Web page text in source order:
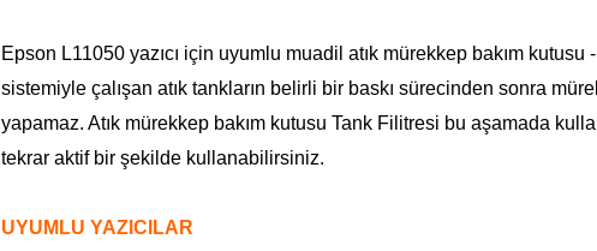
Epson L11050 yazıcı için uyumlu muadil atık mürekkep bakım
sistemiyle çalışan atık tankların belirli bir baskı sürecinden sonra
yapamaz. Atık mürekkep bakım kutusu Tank Filitresi bu aşamada
tekrar aktif bir şekilde kullanabilirsiniz.
UYUMLU YAZICILAR